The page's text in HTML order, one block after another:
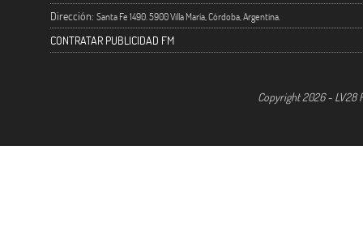
Dirección: Santa Fe 1490. 5900 Villa María, Córdoba, Argentina.
CONTRATAR PUBLICIDAD FM
Copyright 2026 - LV28